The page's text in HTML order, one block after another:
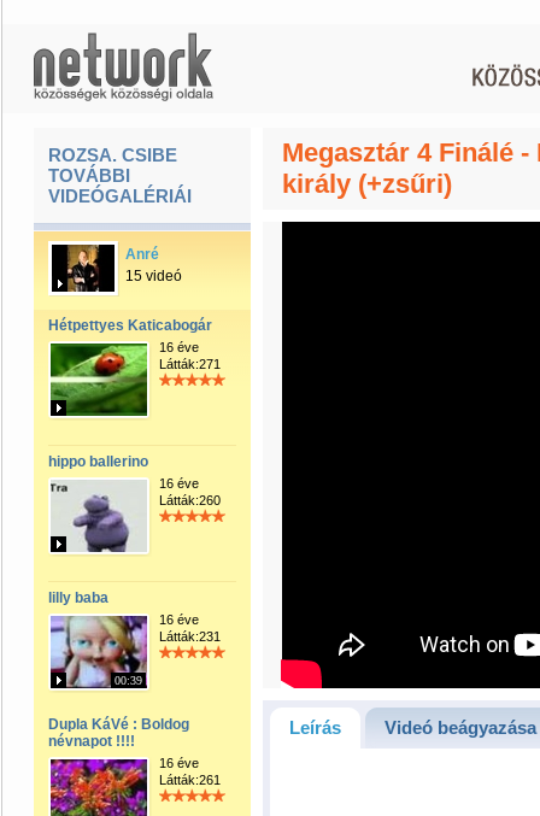
ROZSA. CSIBE
TOVÁBBI
VIDEÓGALÉRIÁI
Anré
15 videó
Hétpettyes Katicabogár
16 éve
Látták:271
hippo ballerino
16 éve
Látták:260
lilly baba
00:39
16 éve
Látták:231
Dupla KáVé : Boldog
névnapot !!!!
16 éve
Látták:261
Megasztár 4 Finálé
király (+zsűri)
Leírás Videó beágyazása